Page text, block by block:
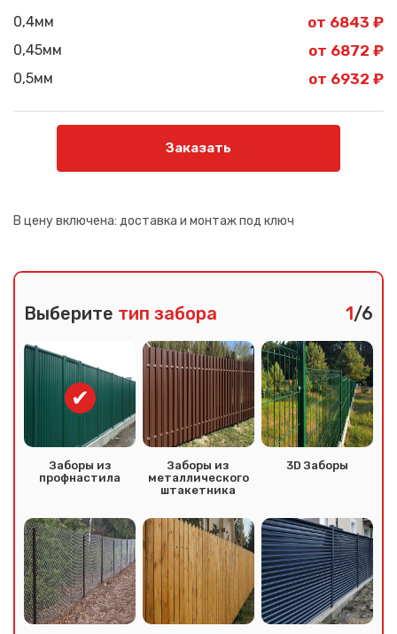
0,4мм от 6843 ₽
0,45мм от 6872 ₽
0,5мм от 6932 ₽
Заказать
В цену включена: доставка и монтаж под ключ
Выберите тип забора 1/6
Заборы из
профнастила
Заборы из
металлического
штакетника
3D Заборы